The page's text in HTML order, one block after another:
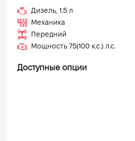
Дизель, 1.5 л
Механика
Передний
Мощность 75(100 к.с.) л.с.
Доступные опции